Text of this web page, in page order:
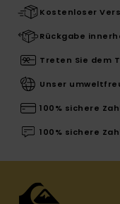
Kostenloser
Rückgabe
Treten Sie dem
Unser
100% sichere
100% sichere